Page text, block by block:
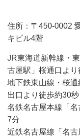
住所：〒450-0002
キビル4階
JR東海道新幹線・
古屋駅」桜通口より
地下鉄東山線・桜
出口より徒歩約30秒
名鉄名古屋本線「
7分
近鉄名古屋線「名